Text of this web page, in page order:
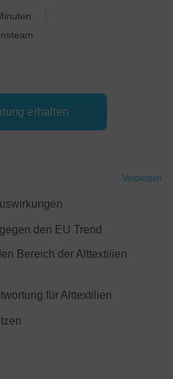
erhalten
Verbergen
den EU Trend
Bereich der Alttextilien
für Alttextilien